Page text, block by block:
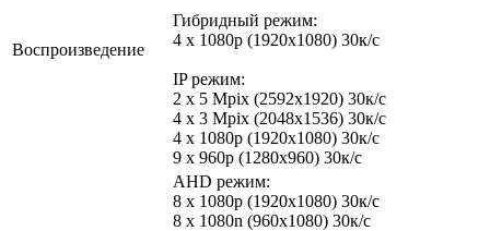
Воспроизведение
Гибридный режим:
4 х 1080p (1920x1080) 30к/c
IP режим:
2 х 5 Mpix (2592х1920) 30к/с
4 х 3 Mpix (2048x1536) 30к/с
4 х 1080p (1920x1080) 30к/c
9 х 960p (1280x960) 30к/c
AHD режим:
8 х 1080p (1920x1080) 30к/c
8 x 1080n (960x1080) 30к/c